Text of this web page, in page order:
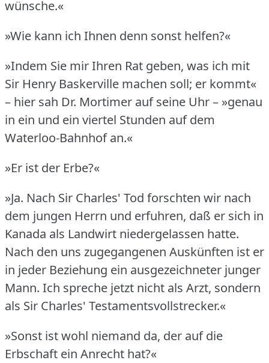
wünsche.«
»Wie kann ich Ihnen denn sonst helfen?«
»Indem Sie mir Ihren Rat geben, was ich mit
Sir Henry Baskerville machen soll; er kommt«
– hier sah Dr. Mortimer auf seine Uhr – »genau
in ein und ein viertel Stunden auf dem
Waterloo-Bahnhof an.«
»Er ist der Erbe?«
»Ja. Nach Sir Charles' Tod forschten wir nach
dem jungen Herrn und erfuhren, daß er sich in
Kanada als Landwirt niedergelassen hatte.
Nach den uns zugegangenen Auskünften ist er
in jeder Beziehung ein ausgezeichneter junger
Mann. Ich spreche jetzt nicht als Arzt, sondern
als Sir Charles' Testamentsvollstrecker.«
»Sonst ist wohl niemand da, der auf die
Erbschaft ein Anrecht hat?«